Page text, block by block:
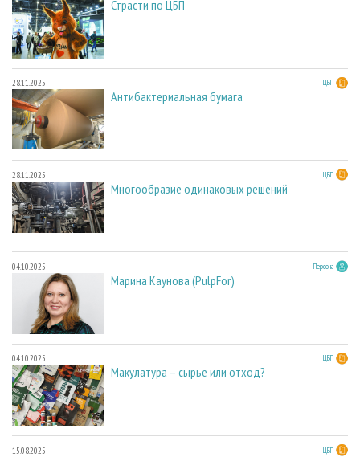
Страсти по ЦБП
28.11.2025 ЦБП
Антибактериальная бумага
28.11.2025 ЦБП
Многообразие одинаковых решений
04.10.2025 Персона
Марина Каунова (PulpFor)
04.10.2025 ЦБП
Макулатура – сырье или отход?
15.08.2025 ЦБП